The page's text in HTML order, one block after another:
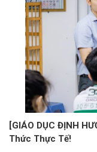
[GIÁO DỤC ĐỊNH
Thức Thực Tế!